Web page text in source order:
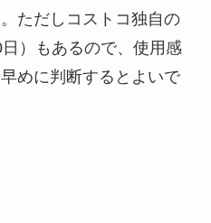
ただしコストコ独自の
）もあるので、使用感
めに判断するとよいで